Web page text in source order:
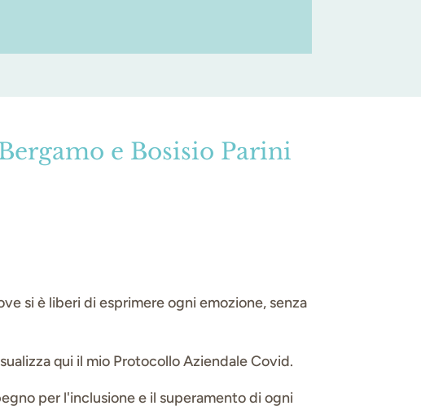
e Bosisio Parini
si è liberi di esprimere ogni emozione, senza
qui il mio Protocollo Aziendale Covid.
per l'inclusione e il superamento di ogni